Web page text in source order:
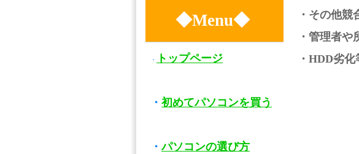
・その他
・管理者
・HDD劣
◆Menu◆
・ トップページ
・ 初めてパソコンを買う
・パソコンの選び方